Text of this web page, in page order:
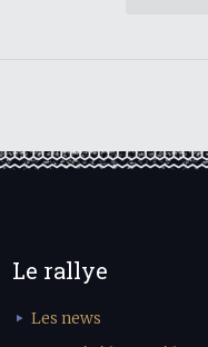
Le rallye
Les news